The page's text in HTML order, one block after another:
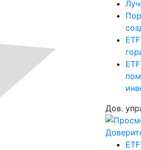
Дов.